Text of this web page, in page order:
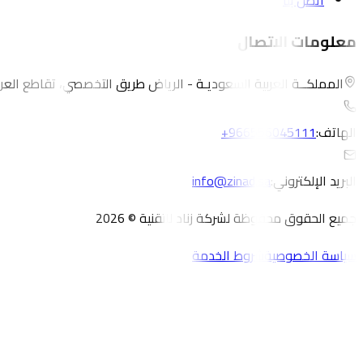
معلومات الاتصال
المملكــة العربية السعوديـة - الرياض طريق التخصصي، تقاطع
الهاتف:+966556045111
البريد الإلكتروني: info@zinad.sa
جميع الحقوق محفوظة لشركة زناد للتقنية © 2026
سياسة الخصوصية
شروط الخدمة